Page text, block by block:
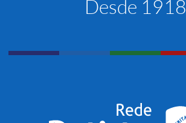
Desde 1918